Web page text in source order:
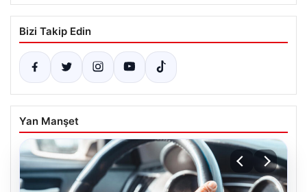
Bizi Takip Edin
Yan Manşet